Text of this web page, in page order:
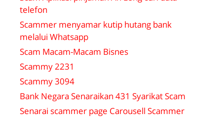
telefon
Scammer menyamar kutip hutang bank
melalui Whatsapp
Scam Macam-Macam Bisnes
Scammy 2231
Scammy 3094
Bank Negara Senaraikan 431 Syarikat Scam
Senarai scammer page Carousell Scammer